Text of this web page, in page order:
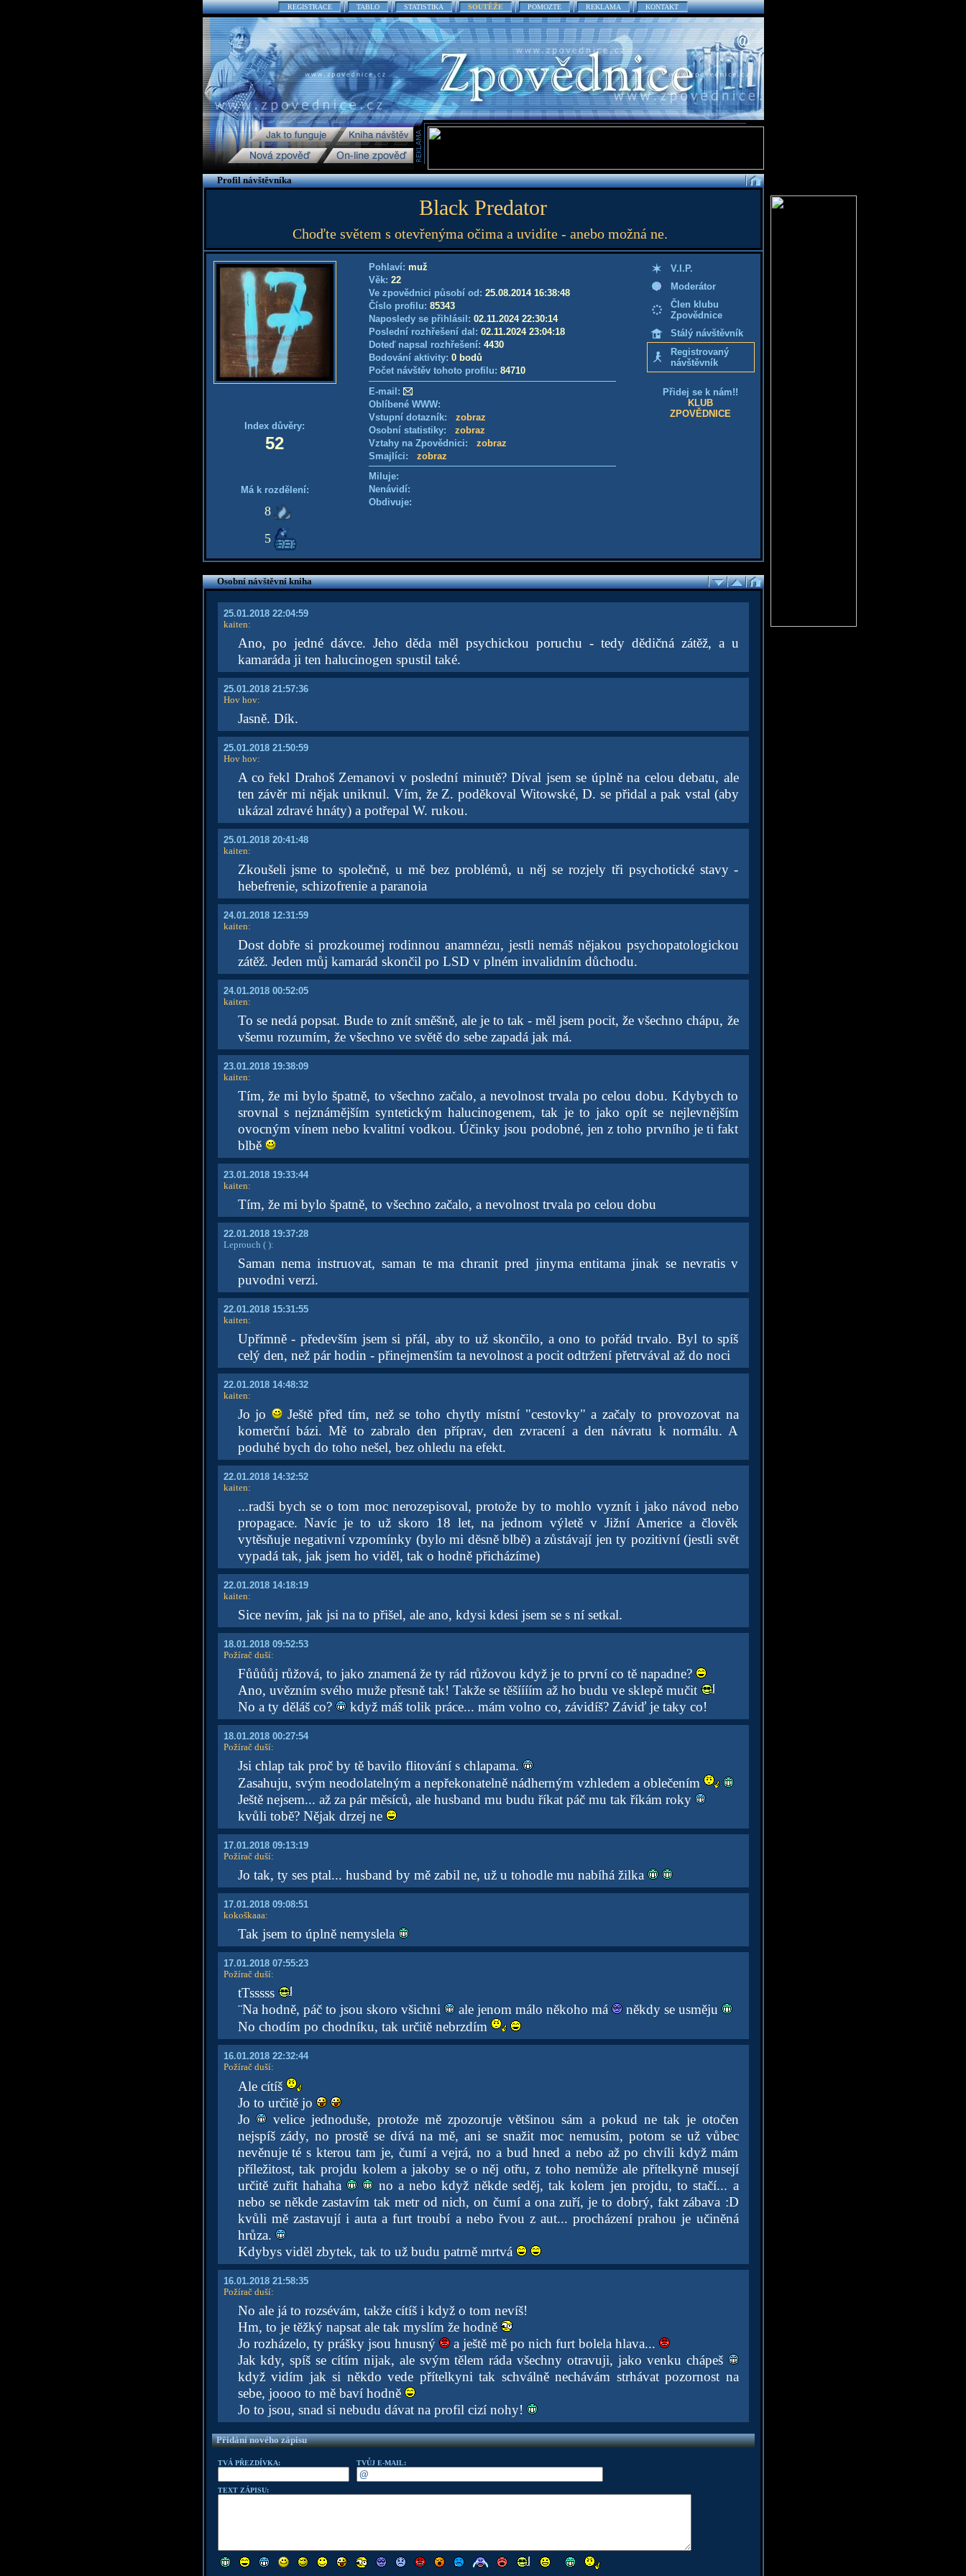
REGISTRACE TABLO STATISTIKA SOUTĚŽE POMOZTE REKLAMA KONTAKT
Profil návštěvníka
Black Predator
Choďte světem s otevřenýma očima a uvidíte - anebo možná ne.
Index důvěry:
52
Má k rozdělení:
8
5
Pohlaví: muž
Věk: 22
Ve zpovědnici působí od: 25.08.2014 16:38:48
Číslo profilu: 85343
Naposledy se přihlásil: 02.11.2024 22:30:14
Poslední rozhřešení dal: 02.11.2024 23:04:18
Doteď napsal rozhřešení: 4430
Bodování aktivity: 0 bodů
Počet návštěv tohoto profilu: 84710
E-mail:
Oblíbené WWW:
Vstupní dotazník: zobraz
Osobní statistiky: zobraz
Vztahy na Zpovědnici: zobraz
Smajlíci: zobraz
Miluje:
Nenávidí:
Obdivuje:
V.I.P.
Moderátor
Člen klubu
Zpovědnice
Stálý návštěvník
Registrovaný
návštěvník
Přidej se k nám!!
KLUB
ZPOVĚDNICE
Osobní návštěvní kniha
25.01.2018 22:04:59
kaiten:
Ano, po jedné dávce. Jeho děda měl psychickou poruchu - tedy dědičná zátěž, a u
kamaráda ji ten halucinogen spustil také.
25.01.2018 21:57:36
Hov hov:
Jasně. Dík.
25.01.2018 21:50:59
Hov hov:
A co řekl Drahoš Zemanovi v poslední minutě? Díval jsem se úplně na celou debatu, ale
ten závěr mi nějak uniknul. Vím, že Z. poděkoval Witowské, D. se přidal a pak vstal (aby
ukázal zdravé hnáty) a potřepal W. rukou.
25.01.2018 20:41:48
kaiten:
Zkoušeli jsme to společně, u mě bez problémů, u něj se rozjely tři psychotické stavy -
hebefrenie, schizofrenie a paranoia
24.01.2018 12:31:59
kaiten:
Dost dobře si prozkoumej rodinnou anamnézu, jestli nemáš nějakou psychopatologickou
zátěž. Jeden můj kamarád skončil po LSD v plném invalidním důchodu.
24.01.2018 00:52:05
kaiten:
To se nedá popsat. Bude to znít směšně, ale je to tak - měl jsem pocit, že všechno chápu, že
všemu rozumím, že všechno ve světě do sebe zapadá jak má.
23.01.2018 19:38:09
kaiten:
Tím, že mi bylo špatně, to všechno začalo, a nevolnost trvala po celou dobu. Kdybych to
srovnal s nejznámějším syntetickým halucinogenem, tak je to jako opít se nejlevnějším
ovocným vínem nebo kvalitní vodkou. Účinky jsou podobné, jen z toho prvního je ti fakt
blbě
23.01.2018 19:33:44
kaiten:
Tím, že mi bylo špatně, to všechno začalo, a nevolnost trvala po celou dobu
22.01.2018 19:37:28
Leprouch ( ):
Saman nema instruovat, saman te ma chranit pred jinyma entitama jinak se nevratis v
puvodni verzi.
22.01.2018 15:31:55
kaiten:
Upřímně - především jsem si přál, aby to už skončilo, a ono to pořád trvalo. Byl to spíš
celý den, než pár hodin - přinejmenším ta nevolnost a pocit odtržení přetrvával až do noci
22.01.2018 14:48:32
kaiten:
Jo jo
Ještě před tím, než se toho chytly místní "cestovky" a začaly to provozovat na
komerční bázi. Mě to zabralo den příprav, den zvracení a den návratu k normálu. A
poduhé bych do toho nešel, bez ohledu na efekt.
22.01.2018 14:32:52
kaiten:
...radši bych se o tom moc nerozepisoval, protože by to mohlo vyznít i jako návod nebo
propagace. Navíc je to už skoro 18 let, na jednom výletě v Jižní Americe a člověk
vytěsňuje negativní vzpomínky (bylo mi děsně blbě) a zůstávají jen ty pozitivní (jestli svět
vypadá tak, jak jsem ho viděl, tak o hodně přicházíme)
22.01.2018 14:18:19
kaiten:
Sice nevím, jak jsi na to přišel, ale ano, kdysi kdesi jsem se s ní setkal.
18.01.2018 09:52:53
Požírač duší:
Fůůůůj růžová, to jako znamená že ty rád růžovou když je to první co tě napadne?
Ano, uvězním svého muže přesně tak! Takže se těšíííím až ho budu ve sklepě mučit
No a ty děláš co?
když máš tolik práce... mám volno co, závidíš? Záviď je taky co!
18.01.2018 00:27:54
Požírač duší:
Jsi chlap tak proč by tě bavilo flitování s chlapama.
Zasahuju, svým neodolatelným a nepřekonatelně nádherným vzhledem a oblečením
Ještě nejsem... až za pár měsíců, ale husband mu budu říkat páč mu tak říkám roky
kvůli tobě? Nějak drzej ne
17.01.2018 09:13:19
Požírač duší:
Jo tak, ty ses ptal... husband by mě zabil ne, už u tohodle mu nabíhá žilka
17.01.2018 09:08:51
kokoškaaa:
Tak jsem to úplně nemyslela
17.01.2018 07:55:23
Požírač duší:
tTsssss
¨Na hodně, páč to jsou skoro všichni
ale jenom málo někoho má
někdy se usměju
No chodím po chodníku, tak určitě nebrzdím
16.01.2018 22:32:44
Požírač duší:
Ale cítíš
Jo to určitě jo
Jo
velice jednoduše, protože mě zpozoruje většinou sám a pokud ne tak je otočen
nejspíš zády, no prostě se dívá na mě, ani se snažit moc nemusím, potom se už vůbec
nevěnuje té s kterou tam je, čumí a vejrá, no a bud hned a nebo až po chvíli když mám
příležitost, tak projdu kolem a jakoby se o něj otřu, z toho nemůže ale přítelkyně musejí
určitě zuřit hahaha
no a nebo když někde seděj, tak kolem jen projdu, to stačí... a
nebo se někde zastavím tak metr od nich, on čumí a ona zuří, je to dobrý, fakt zábava :D
kvůli mě zastavují i auta a furt troubí a nebo řvou z aut... procházení prahou je učiněná
hrůza.
Kdybys viděl zbytek, tak to už budu patrně mrtvá
16.01.2018 21:58:35
Požírač duší:
No ale já to rozsévám, takže cítíš i když o tom nevíš!
Hm, to je těžký napsat ale tak myslím že hodně
Jo rozházelo, ty prášky jsou hnusný
a ještě mě po nich furt bolela hlava...
Jak kdy, spíš se cítím nijak, ale svým tělem ráda všechny otravuji, jako venku chápeš
když vidím jak si někdo vede přítelkyni tak schválně nechávám strhávat pozornost na
sebe, joooo to mě baví hodně
Jo to jsou, snad si nebudu dávat na profil cizí nohy!
Přidání nového zápisu
TVÁ PŘEZDÍVKA: TVŮJ E-MAIL:
TEXT ZÁPISU: